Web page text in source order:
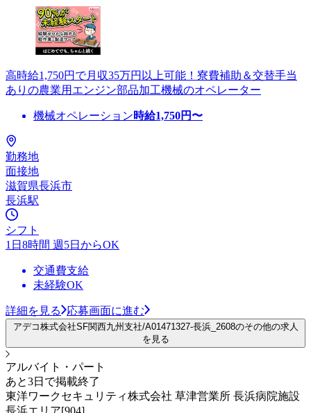
高時給1,750円で月収35万円以上可能！寮費補助＆交替手当
ありの農業用エンジン部品加工機械のオペレーター
機械オペレーション時給1,750円〜
勤務地
面接地
滋賀県長浜市
長浜駅
シフト
1日8時間 週5日からOK
交通費支給
未経験OK
詳細を見る 応募画面に進む
アデコ株式会社SF関西九州支社/A01471327-長浜_2608のその他の求人
を見る
アルバイト・パート
あと3日で掲載終了
東洋ワークセキュリティ株式会社 草津営業所 長浜病院施設
長浜エリア[904]